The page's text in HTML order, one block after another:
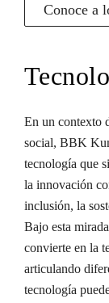
Conoce a
En un contexto
social, BBK
tecnología que
la innovación
inclusión, la
Bajo esta
convierte en la
articulando
tecnología